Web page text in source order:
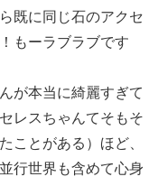
既に同じ石のアクセ
もーラブラブです
が本当に綺麗すぎて
レスちゃんてそもそ
ことがある）ほど、
行世界も含めて心身